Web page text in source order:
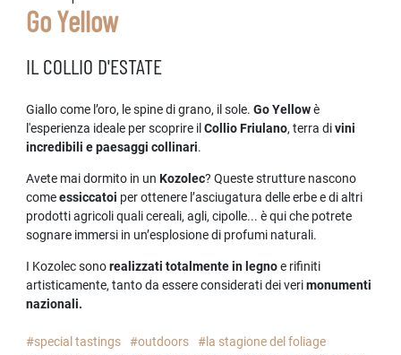
Go Yellow
IL COLLIO D'ESTATE
Giallo come l’oro, le spine di grano, il sole. Go Yellowè
l'esperienza ideale per scoprire il Collio Friulano, terra divini
incredibili e paesaggi collinari.
Avete mai dormito in un Kozolec? Queste strutture nascono
comeessiccatoi per ottenere l’asciugatura delle erbe e di altri
prodotti agricoli quali cereali, agli, cipolle... è qui che potrete
sognare immersi in un’esplosione di profumi naturali.
I Kozolec sonorealizzati totalmente in legnoe rifiniti
artisticamente, tanto da essere considerati dei verimonumenti
nazionali.
#special tastings #outdoors
#la stagione del foliage